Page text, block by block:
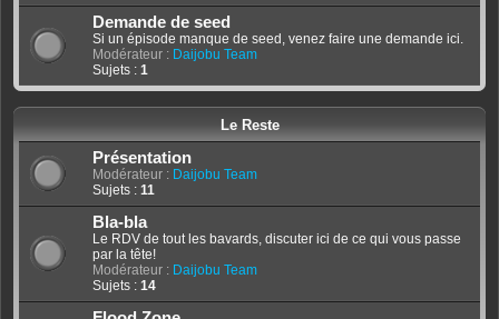
Demande de seed
Si un épisode manque de seed, venez faire une demande ici.
Modérateur : Daijobu Team
Sujets : 1
Le Reste
Présentation
Modérateur : Daijobu Team
Sujets : 11
Bla-bla
Le RDV de tout les bavards, discuter ici de ce qui vous passe
par la tête!
Modérateur : Daijobu Team
Sujets : 14